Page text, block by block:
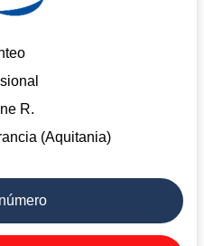
R.
(Aquitania)